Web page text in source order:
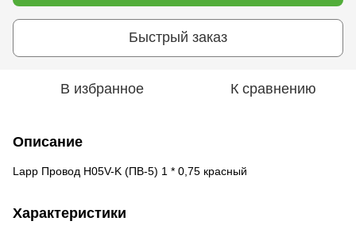
Быстрый заказ
В избранное К сравнению
Описание
Lapp Провод H05V-K (ПВ-5) 1 * 0,75 красный
Характеристики